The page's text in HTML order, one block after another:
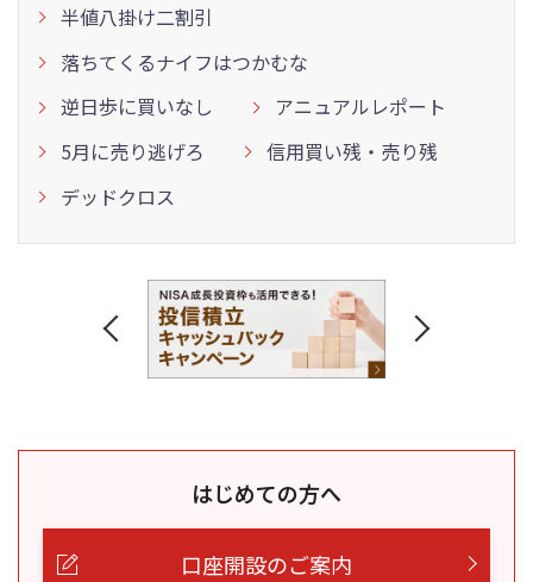
半値八掛け二割引
落ちてくるナイフはつかむな
逆日歩に買いなし
アニュアルレポート
5月に売り逃げろ
信用買い残・売り残
デッドクロス
はじめての方へ
口座開設のご案内